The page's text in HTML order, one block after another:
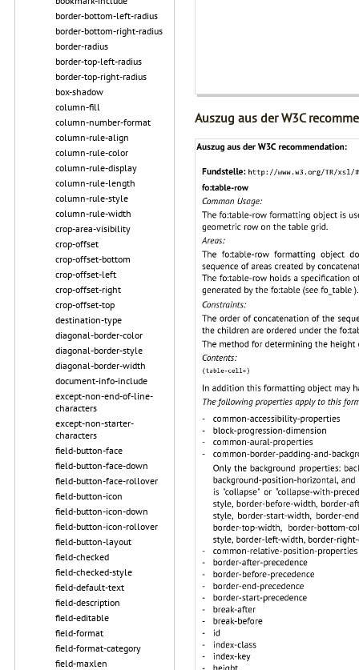
border-bottom-left-radius
border-bottom-right-radius
border-radius
border-top-left-radius
border-top-right-radius
box-shadow
column-fill
column-number-format
column-rule-align
column-rule-color
column-rule-display
column-rule-length
column-rule-style
column-rule-width
crop-area-visibility
crop-offset
crop-offset-bottom
crop-offset-left
crop-offset-right
crop-offset-top
destination-type
diagonal-border-color
diagonal-border-style
diagonal-border-width
document-info-include
except-non-end-of-line-
characters
except-non-starter-
characters
field-button-face
field-button-face-down
field-button-face-rollover
field-button-icon
field-button-icon-down
field-button-icon-rollover
field-button-layout
field-checked
field-checked-style
field-default-text
field-description
field-editable
field-format
field-format-category
field-maxlen
Auszug aus der W3C